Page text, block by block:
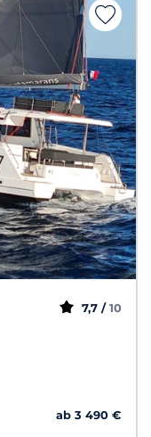
7,7 / 10
ab 3 490 €